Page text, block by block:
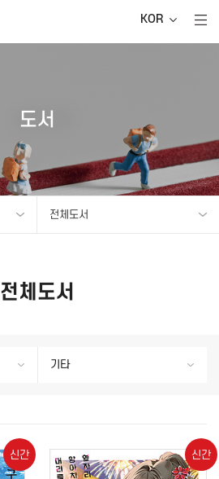
KOR
도서
전체도서
전체도서
기타
신간 신간